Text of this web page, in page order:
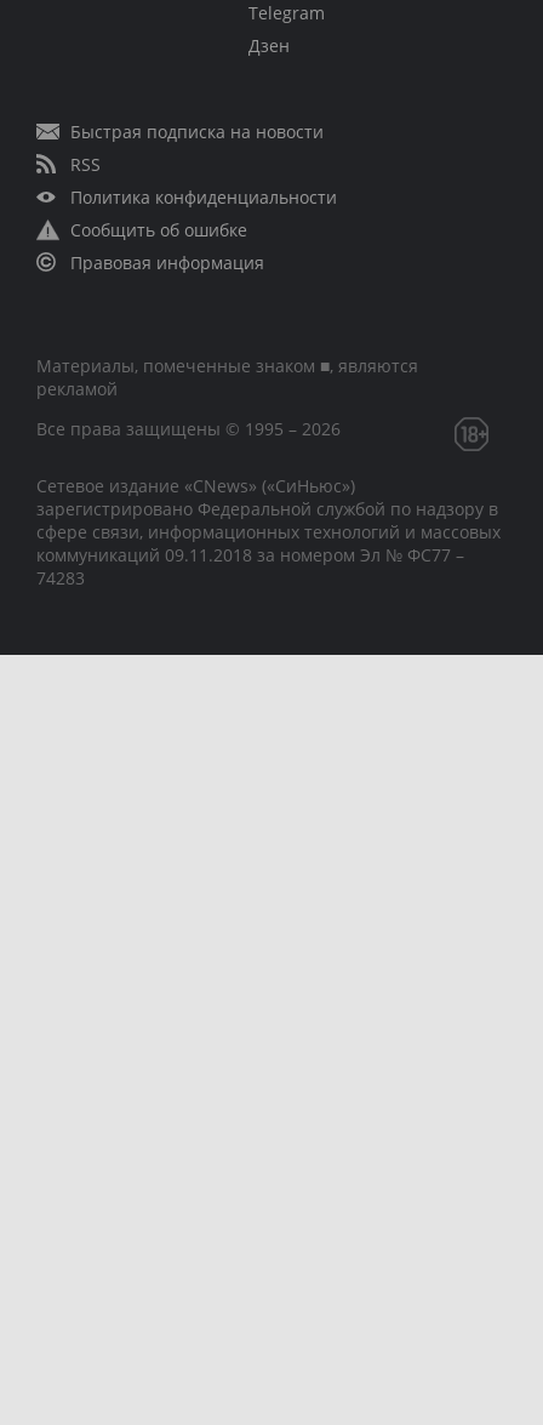
Telegram
Дзен
Быстрая подписка на новости
RSS
Политика конфиденциальности
Сообщить об ошибке
Правовая информация
Материалы, помеченные знаком ■, являются
рекламой
Все права защищены © 1995 – 2026
Сетевое издание «CNews» («СиНьюс»)
зарегистрировано Федеральной службой по надзору в
сфере связи, информационных технологий и массовых
коммуникаций 09.11.2018 за номером Эл № ФС77 –
74283